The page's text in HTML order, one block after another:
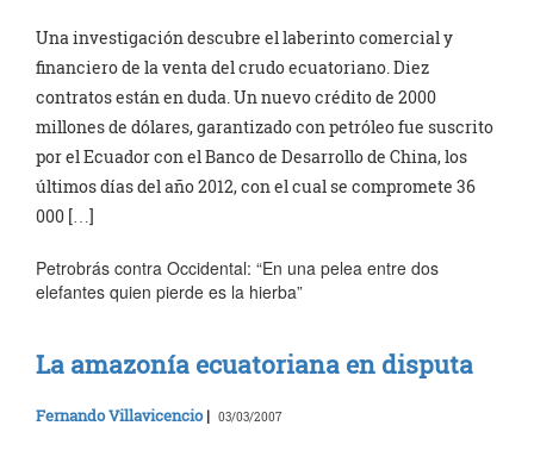
Una investigación descubre el laberinto comercial y
financiero de la venta del crudo ecuatoriano. Diez
contratos están en duda. Un nuevo crédito de 2000
millones de dólares, garantizado con petróleo fue suscrito
por el Ecuador con el Banco de Desarrollo de China, los
últimos días del año 2012, con el cual se compromete 36
000 […]
Petrobrás contra Occidental: “En una pelea entre dos
elefantes quien pierde es la hierba”
La amazonía ecuatoriana en disputa
Fernando Villavicencio| 03/03/2007